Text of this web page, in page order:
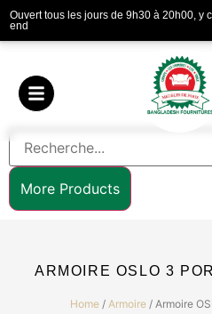
Ouvert tous les jours de 9h30 à 20h00, y
end
More Products
ARMOIRE OSLO 3
Home/ Armoire/ Armoire